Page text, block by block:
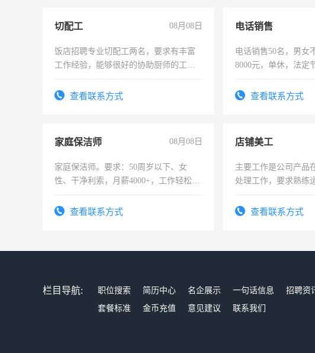
切配工 08月08日
饭店招聘专业切配工两名，要求有丰富
工作经验，能够很好的协助厨师的工
4500。查看联系方式
电话销售
电话销售50名，男女
8000元，单休，法定
查看联系方式
家庭保洁师 08月08日
家庭保洁师。要求：50周岁以下、女
性、干净利索，月薪4000+，工作轻松，
太太等。查看联系方式
店铺美工
主要工作是公司产品
处理工作，要求熟练
查看联系方式
栏目导航: 职位搜索 简历中心 名企展示 一句话信息 招聘资
套餐标准
金币充值 意见建议 联系我们